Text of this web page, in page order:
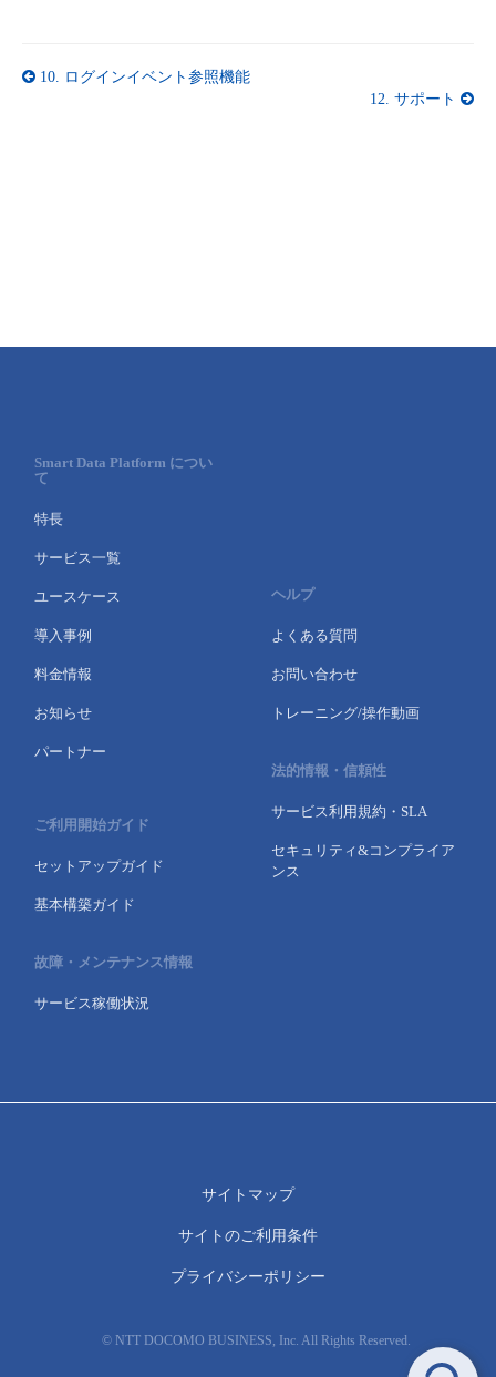
10.
ログインイベント参照機能
12. サポート
Smart Data Platform につい
て
特長
サービス一覧
ユースケース
導入事例
料金情報
お知らせ
パートナー
ご利用開始ガイド
セットアップガイド
基本構築ガイド
故障・メンテナンス情報
サービス稼働状況
ヘルプ
よくある質問
お問い合わせ
トレーニング/操作動画
法的情報・信頼性
サービス利用規約・SLA
セキュリティ&コンプライア
ンス
© NTT DOCOMO BUSINESS, Inc. All Rights Reserved.
サイトマップ
サイトのご利用条件
プライバシーポリシー